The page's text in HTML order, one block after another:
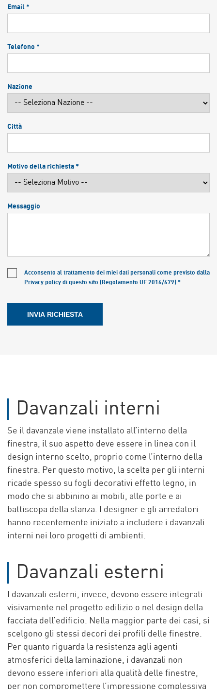
Email *
Telefono *
Nazione
Città
Motivo della richiesta *
Messaggio
Acconsento al trattamento dei miei dati personali come previsto dalla
Privacy policy di questo sito (Regolamento UE 2016/679) *
Davanzali interni
Se il davanzale viene installato all’interno della
finestra, il suo aspetto deve essere in linea con il
design interno scelto, proprio come l’interno della
finestra. Per questo motivo, la scelta per gli interni
ricade spesso su fogli decorativi effetto legno, in
modo che si abbinino ai mobili, alle porte e ai
battiscopa della stanza. I designer e gli arredatori
hanno recentemente iniziato a includere i davanzali
interni nei loro progetti di ambienti.
Davanzali esterni
I davanzali esterni, invece, devono essere integrati
visivamente nel progetto edilizio o nel design della
facciata dell’edificio. Nella maggior parte dei casi, si
scelgono gli stessi decori dei profili delle finestre.
Per quanto riguarda la resistenza agli agenti
atmosferici della laminazione, i davanzali non
devono essere inferiori alla qualità delle finestre,
per non compromettere l’impressione complessiva